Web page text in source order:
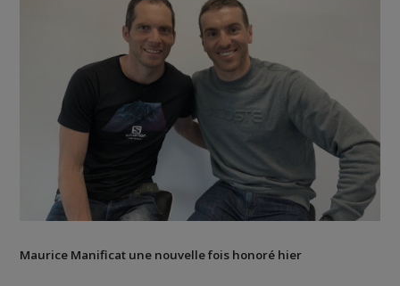
Maurice Manificat une nouvelle fois honoré hier